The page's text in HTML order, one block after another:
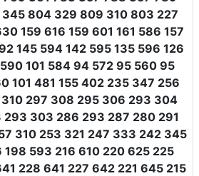
804 329 809 310 803 227
159 616 159 601 161 586 157
145 594 142 595 135 596 126
101 584 94 572 95 560 95
101 481 155 402 235 347 256
297 308 295 306 293 304
303 286 293 287 280 291
310 253 321 247 333 242 345
593 216 610 220 625 225
228 641 227 642 221 645 215